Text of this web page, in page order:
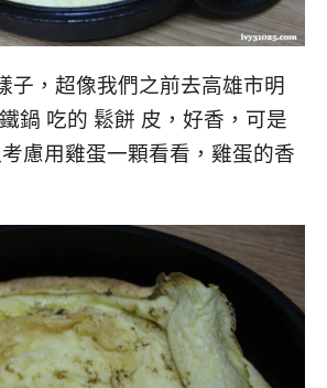
子，超像我們之前去高雄市明
鍋 吃的 鬆餅 皮，好香，可是
慮用雞蛋一顆看看，雞蛋的香